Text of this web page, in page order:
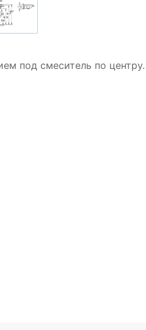
под смеситель по